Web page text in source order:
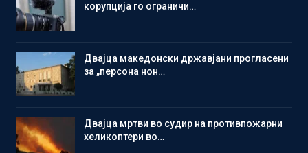
корупција го ограничи…
Двајца македонски државјани прогласени
за „персона нон…
Двајца мртви во судир на противпожарни
хеликоптери во…